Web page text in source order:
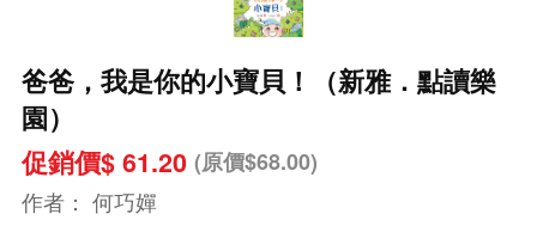
爸爸，我是你的小寶貝！（新雅．點讀樂
園）
促銷價$ 61.20 (原價$68.00)
作者： 何巧嬋